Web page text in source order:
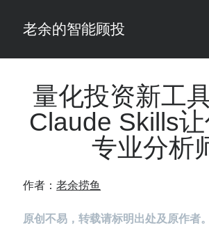
老余的智能顾投
Sidebar
最新发表 ：
老余看市：假曙光、核电弹药上膛、AI分化
你的回测曲线越漂亮，我越替你担心：因为历史顺
仓位大小背后的数学：为什么胜率40%的策略，能
码）
量化投资新工
Claude Skills
专业分析
作者：老余捞鱼
原创不易，转载请标明出处及原作者。